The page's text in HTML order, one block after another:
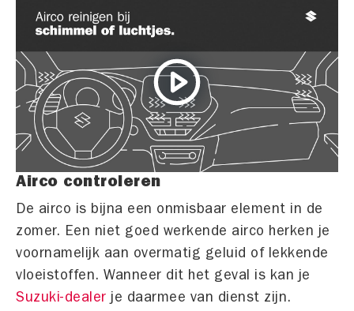
Airco controleren
De airco is bijna een onmisbaar element in de
zomer. Een niet goed werkende airco herken je
voornamelijk aan overmatig geluid of lekkende
vloeistoffen. Wanneer dit het geval is kan je
Suzuki-dealer je daarmee van dienst zijn.